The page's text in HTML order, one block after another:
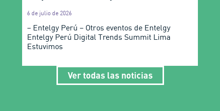
6 de julio de 2026
– Entelgy Perú – Otros eventos de Entelgy
Entelgy Perú Digital Trends Summit Lima
Estuvimos
Ver todas las noticias